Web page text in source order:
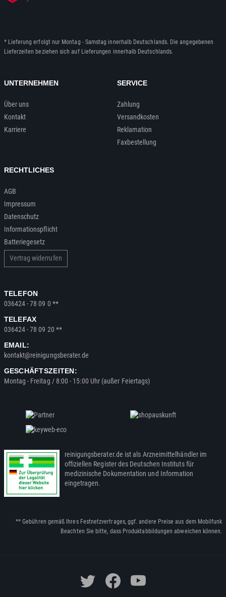
* Lieferung erfolgt nur Montag - Samstag innerhalb Deutschlands. Die angegebenen
Lieferzeiten beziehen sich auf Lieferungen innerhalb Deutschlands.
UNTERNEHMEN
Über uns
Kontakt
Karriere
SERVICE
Zahlung
Versandkosten
Reklamation
Faxbestellung
RECHTLICHES
AGB
Impressum
Datenschutz
Informationspflicht
Batteriegesetz
Vertrag widerrufen
TELEFON
036424 - 78 09 0 **
TELEFAX
036424 - 78 09 20 **
EMAIL:
kontakt@reinigungsberater.de
GESCHÄFTSZEITEN:
Montag - Freitag / 8:00 - 15:00 Uhr (außer Feiertags)
reinigungsberater.de ist als Arzneimittelhändler im
offiziellen Register des Deutschen Instituts für
medizinische Dokumentation und Information
eingetragen.
** Gebühren gemäß Ihres Festnetzvertrages, ggf. andere Preise aus dem Mobilfunk
Beachten Sie bitte, dass Produktabbildungen abweichen können.